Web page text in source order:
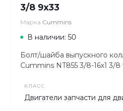
3/8 9х33
Марка Cummins
В наличии: 50
Болт/шайба выпускного
Cummins NT855 3/8-16х1 3/8
КЛАСС
Двигатели запчасти для